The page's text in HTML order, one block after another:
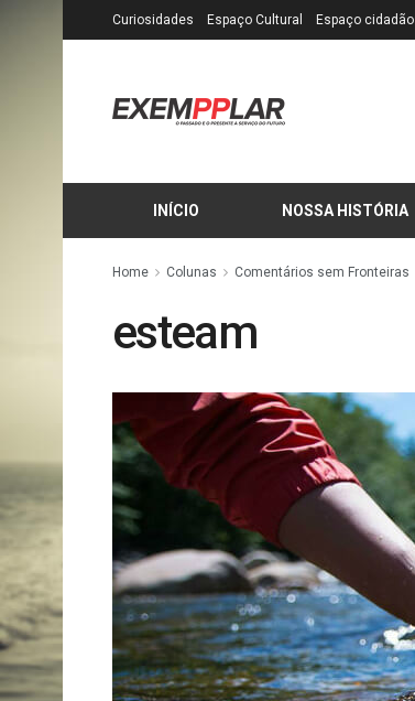
Curiosidades Espaço Cultural Espaço cidadão
INÍCIO NOSSA HISTÓRIA
Home Colunas Comentários sem Fronteiras
esteam